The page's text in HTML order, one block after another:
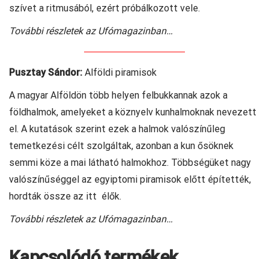
szívet a ritmusából, ezért próbálkozott vele.
További részletek az Ufómagazinban…
Pusztay Sándor: Alföldi piramisok
A magyar Alföldön több helyen felbukkannak azok a
földhalmok, amelyeket a köznyelv kunhalmoknak nevezett
el. A kutatások szerint ezek a halmok valószínűleg
temetkezési célt szolgáltak, azonban a kun ősöknek
semmi köze a mai látható halmokhoz. Többségüket nagy
valószínűséggel az egyiptomi piramisok előtt építették,
hordták össze az itt élők.
További részletek az Ufómagazinban…